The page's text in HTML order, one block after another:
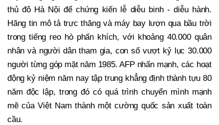
thủ đô Hà Nội để chứng kiến lễ diễu binh - diễu hành.
Hãng tin mô tả trực thăng và máy bay lượn qua bầu trời
trong tiếng reo hò phấn khích, với khoảng 40.000 quân
nhân và người dân tham gia, con số vượt kỷ lục 30.000
người từng góp mặt năm 1985. AFP nhấn mạnh, các hoạt
động kỷ niệm năm nay tập trung khẳng định thành tựu 80
năm độc lập, trong đó có quá trình chuyển mình mạnh
mẽ của Việt Nam thành một cường quốc sản xuất toàn
cầu.